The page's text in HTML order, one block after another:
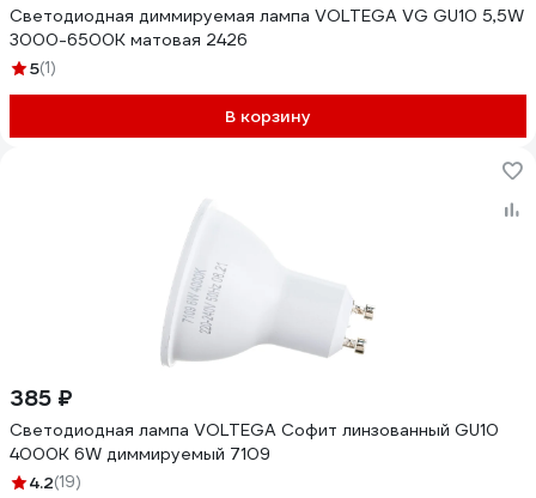
Светодиодная диммируемая лампа VOLTEGA VG GU10 5,5W
3000-6500K матовая 2426
5(1)
В корзину
385 ₽
Светодиодная лампа VOLTEGA Софит линзованный GU10
4000К 6W диммируемый 7109
4.2(19)